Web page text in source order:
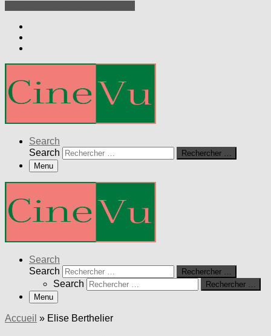
Search
Search
Rechercher …
Menu
Search
Search
Rechercher …
Search
Rechercher …
Menu
Accueil » Elise Berthelier